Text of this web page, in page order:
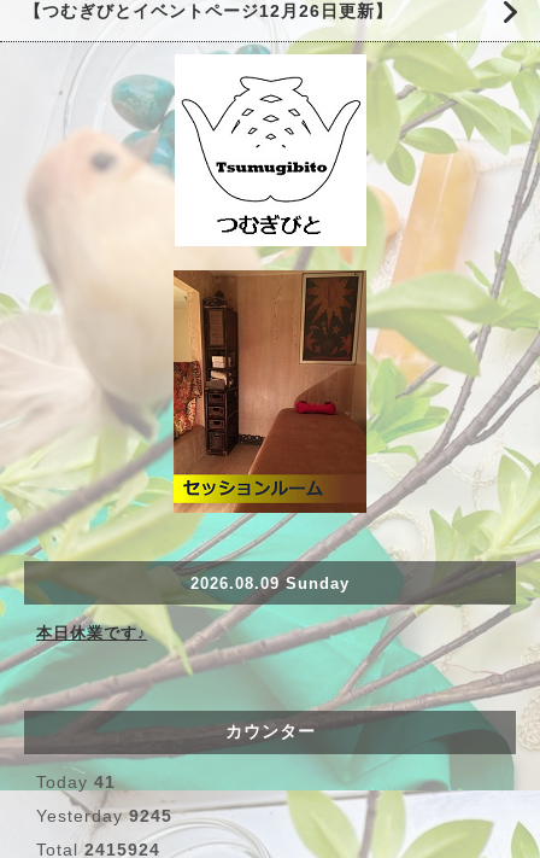
【つむぎびとイベントページ12月26日更新】
2026.08.09 Sunday
本日休業です♪
カウンター
Today 41
Yesterday9245
Total 2415924